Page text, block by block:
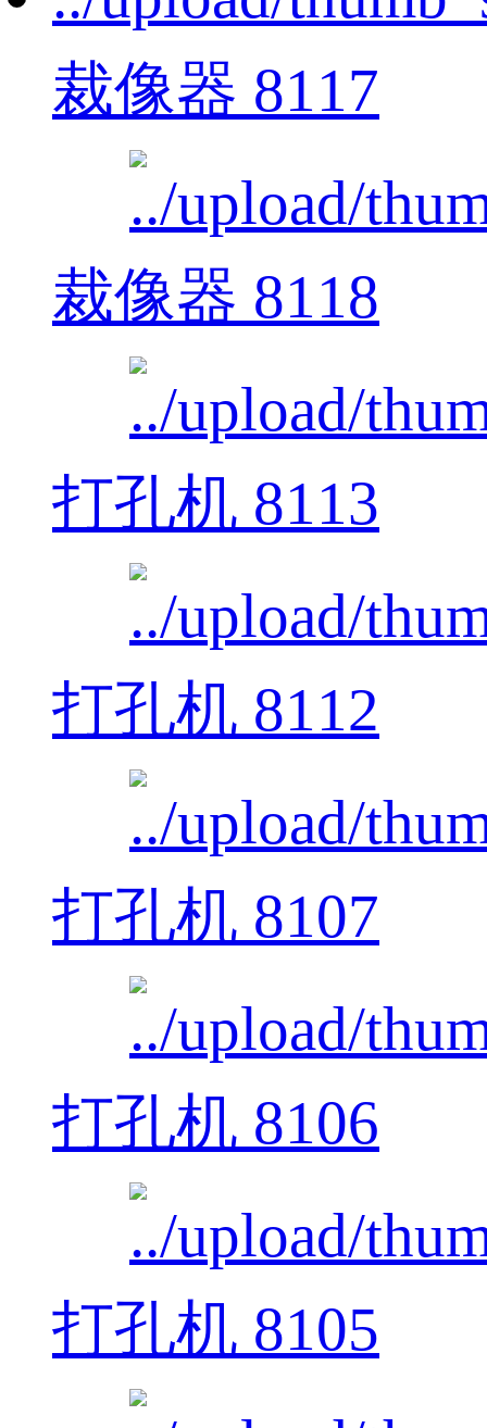
裁像器 8117
裁像器 8118
打孔机 8113
打孔机 8112
打孔机 8107
打孔机 8106
打孔机 8105